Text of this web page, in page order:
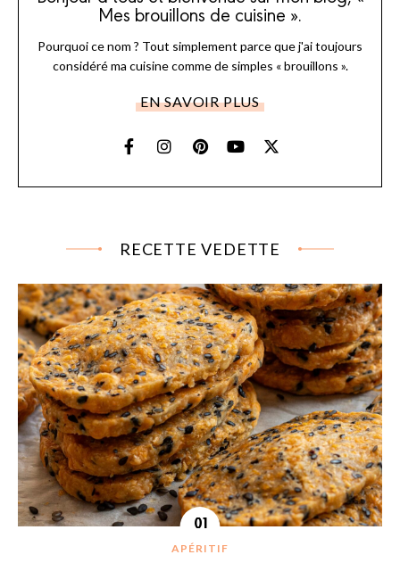
Mes brouillons de cuisine ».
Pourquoi ce nom ? Tout simplement parce que j'ai toujours
considéré ma cuisine comme de simples « brouillons ».
EN SAVOIR PLUS
RECETTE VEDETTE
APÉRITIF